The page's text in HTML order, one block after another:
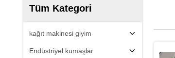
Tüm Kategori
kağıt makinesi giyim
Endüstriyel kumaşlar